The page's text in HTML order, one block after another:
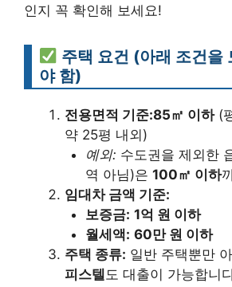
인지 꼭 확인해 보세요!
주택 요건 (아래 조건을
야 함)
전용면적 기준:85㎡ 이하(
약 25평 내외)
예외: 수도권을 제외한
역 아님)은 100㎡ 이하
임대차 금액 기준:
보증금: 1억 원 이하
월세액: 60만 원 이하
주택 종류: 일반 주택뿐만
피스텔 도 대출이 가능합니